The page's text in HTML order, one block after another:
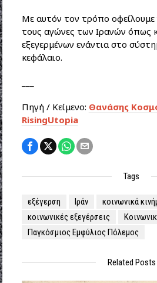
Με αυτόν τον τρόπο
τους αγώνες των Ιρανών όπως
εξεγερμένων ενάντια στο
κεφάλαιο.
Πηγή / Κείμενο: Θανάσης
RisingUtopia
Tags
εξέγερση Ιράν
κοινωνικά
κοινωνικές εξεγέρσεις
Παγκόσμιος Εμφύλιος Πόλεμος
Related Posts